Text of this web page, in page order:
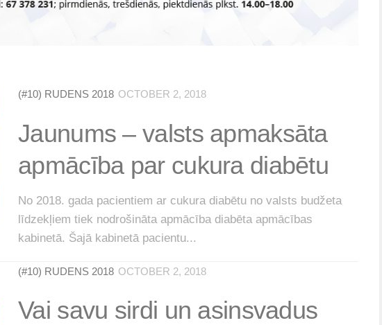
(#10) RUDENS 2018 OCTOBER 2, 2018
Jaunums – valsts apmaksāta
apmācība par cukura diabētu
No 2018. gada pacientiem ar cukura diabētu no valsts budžeta
līdzekļiem tiek nodrošināta apmācība diabēta apmācības
kabinetā. Šajā kabinetā pacientu...
(#10) RUDENS 2018 OCTOBER 2, 2018
Vai savu sirdi un asinsvadus